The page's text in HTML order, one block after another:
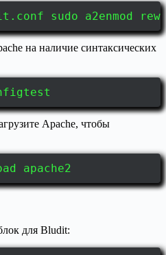
sudo a2enmod
на наличие синтаксических
Apache, чтобы
apache2
для Bludit: